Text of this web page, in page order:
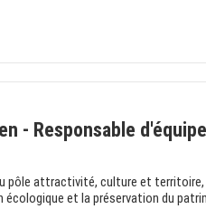
- Responsable
pôle attractivité, culture et
et la préservation du